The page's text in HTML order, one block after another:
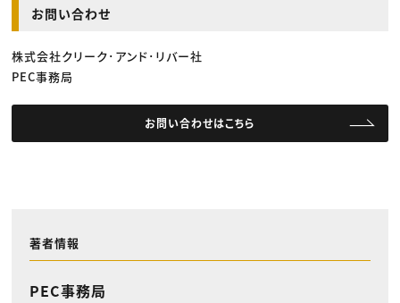
お問い合わせ
株式会社クリーク･アンド･リバー社
PEC事務局
お問い合わせはこちら
著者情報
PEC事務局